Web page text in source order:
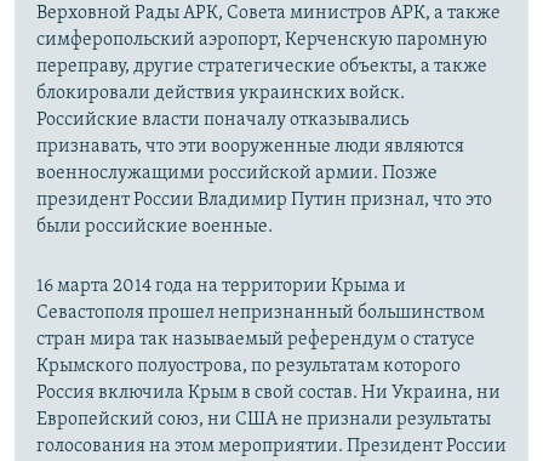
Верховной Рады АРК, Совета министров АРК, а также
симферопольский аэропорт, Керченскую паромную
переправу, другие стратегические объекты, а также
блокировали действия украинских войск.
Российские власти поначалу отказывались
признавать, что эти вооруженные люди являются
военнослужащими российской армии. Позже
президент России Владимир Путин признал, что это
были российские военные.
16 марта 2014 года на территории Крыма и
Севастополя прошел непризнанный большинством
стран мира так называемый референдум о статусе
Крымского полуострова, по результатам которого
Россия включила Крым в свой состав. Ни Украина, ни
Европейский союз, ни США не признали результаты
голосования на этом мероприятии. Президент России